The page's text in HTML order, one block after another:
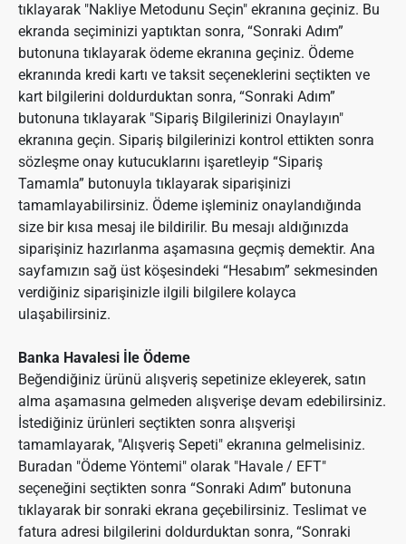
tıklayarak "Nakliye Metodunu Seçin" ekranına geçiniz. Bu
ekranda seçiminizi yaptıktan sonra, “Sonraki Adım”
butonuna tıklayarak ödeme ekranına geçiniz. Ödeme
ekranında kredi kartı ve taksit seçeneklerini seçtikten ve
kart bilgilerini doldurduktan sonra, “Sonraki Adım”
butonuna tıklayarak "Sipariş Bilgilerinizi Onaylayın"
ekranına geçin. Sipariş bilgilerinizi kontrol ettikten sonra
sözleşme onay kutucuklarını işaretleyip “Sipariş
Tamamla” butonuyla tıklayarak siparişinizi
tamamlayabilirsiniz. Ödeme işleminiz onaylandığında
size bir kısa mesaj ile bildirilir. Bu mesajı aldığınızda
siparişiniz hazırlanma aşamasına geçmiş demektir. Ana
sayfamızın sağ üst köşesindeki “Hesabım” sekmesinden
verdiğiniz siparişinizle ilgili bilgilere kolayca
ulaşabilirsiniz.
Banka Havalesi İle Ödeme
Beğendiğiniz ürünü alışveriş sepetinize ekleyerek, satın
alma aşamasına gelmeden alışverişe devam edebilirsiniz.
İstediğiniz ürünleri seçtikten sonra alışverişi
tamamlayarak, "Alışveriş Sepeti" ekranına gelmelisiniz.
Buradan "Ödeme Yöntemi" olarak "Havale / EFT"
seçeneğini seçtikten sonra “Sonraki Adım” butonuna
tıklayarak bir sonraki ekrana geçebilirsiniz. Teslimat ve
fatura adresi bilgilerini doldurduktan sonra, “Sonraki